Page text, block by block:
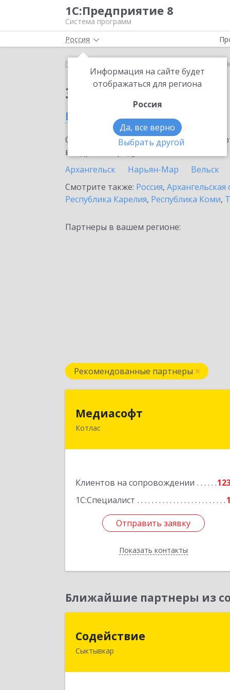
1С:Предприятие 8
Система программ
Россия
Информация на сайте будет
отображаться для региона
Россия
Да, все верно
Выбрать другой
Главная 1С:Лизинг
Заказать 1С:Лизинг
в Котласе
Ознакомьтесь с информационными
внедрение продукта.
Архангельск
Нарьян-Мар Вельск
Смотрите также: Россия, Архангельская
Республика Карелия, Республика Коми,
Партнеры в вашем регионе:
Рекомендованные партнеры
Медиасофт
Котлас
Клиентов на сопровождении
1С:Специалист
1
Отправить заявку
Показать контакты
165300, Архангельская обл, Котлас г,
Отправить заявку
Назад
Ближайшие партнеры из
Содействие
Сыктывкар167004, Коми Респ, Сыктывкар г,